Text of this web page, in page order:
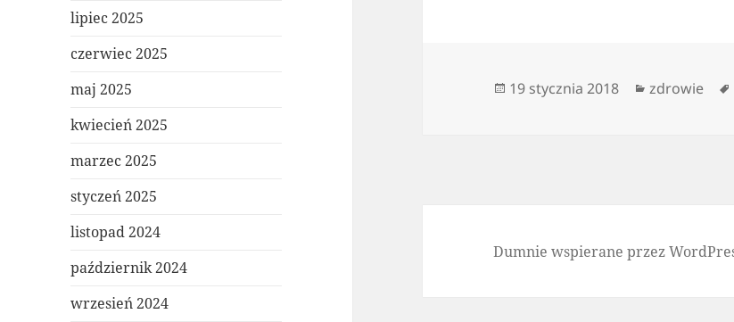
lipiec 2025
czerwiec 2025
maj 2025
kwiecień 2025
marzec 2025
styczeń 2025
listopad 2024
październik 2024
wrzesień 2024
Data
19 stycznia 2018 Kategorie
zdrowie
Dumnie wspierane przez